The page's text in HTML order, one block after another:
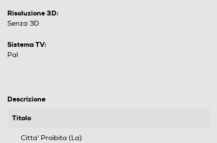
Risoluzione 3D:
Senza 3D
Sistema TV:
Pal
Descrizione
Titolo
Citta' Proibita (La)